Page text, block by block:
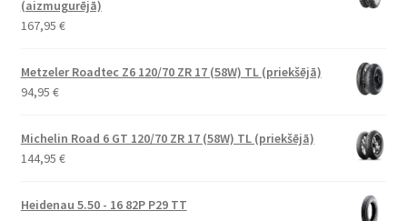
(aizmugurējā)
167,95 €
Metzeler Roadtec Z6 120/70 ZR 17 (58W) TL (priekšējā)
94,95 €
Michelin Road 6 GT 120/70 ZR 17 (58W) TL (priekšējā)
144,95 €
Heidenau 5.50 - 16 82P P29 TT